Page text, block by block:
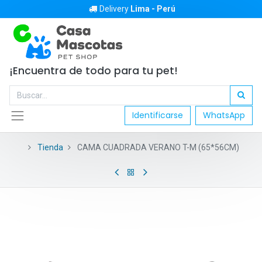
Delivery Lima - Perú
¡Encuentra de todo para tu pet!
Identificarse WhatsApp
Tienda CAMA CUADRADA VERANO T-M (65*56CM)